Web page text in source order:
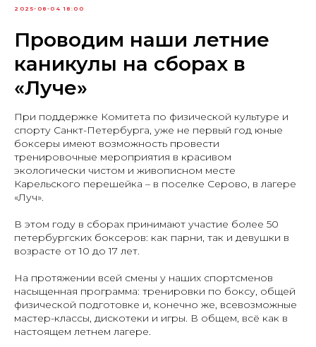
2025-08-04 18:00
Проводим наши летние
каникулы на сборах в
«Луче»
При поддержке Комитета по физической культуре и
спорту Санкт-Петербурга, уже не первый год юные
боксеры имеют возможность провести
тренировочные мероприятия в красивом
экологически чистом и живописном месте
Карельского перешейка – в поселке Серово, в лагере
«Луч».
В этом году в сборах принимают участие более 50
петербургских боксеров: как парни, так и девушки в
возрасте от 10 до 17 лет.
На протяжении всей смены у наших спортсменов
насыщенная программа: тренировки по боксу, общей
физической подготовке и, конечно же, всевозможные
мастер-классы, дискотеки и игры. В общем, всё как в
настоящем летнем лагере.